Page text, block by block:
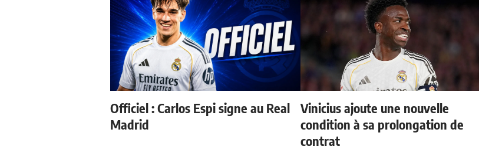
Officiel : Carlos Espi signe au Real
Madrid
Vinicius ajoute une nouvelle
condition à sa prolongation de
contrat